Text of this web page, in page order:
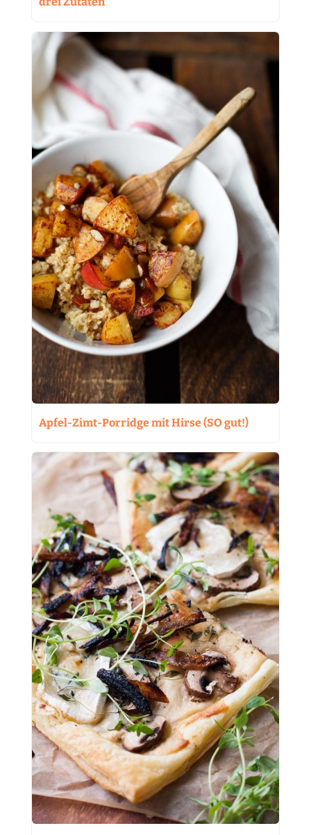
Apfel-Zimt-Porridge mit Hirse (SO gut!)